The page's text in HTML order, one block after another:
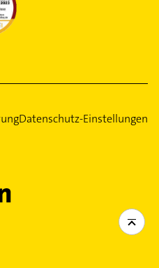
Datenschutz-Einstellungen